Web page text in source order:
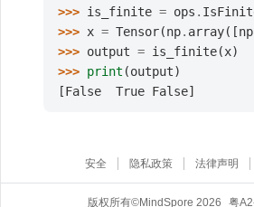
>>> is_finite = ops .
>>> x = Tensor(np. array([np
>>> output = is_finite(x)
>>> print (output)
[False  True False]
版权所有©MindSpore 2026 粤
安全 隐私政策 法律声明